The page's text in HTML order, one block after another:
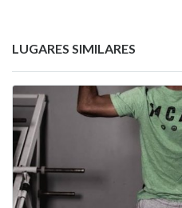
LUGARES SIMILARES